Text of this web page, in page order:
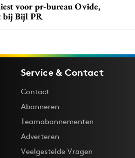
voor pr-bureau Ovide,
bij Bijl PR
Service & Contact
Contact
Abonneren
Teamabonnementen
Adverteren
Veelgestelde Vragen